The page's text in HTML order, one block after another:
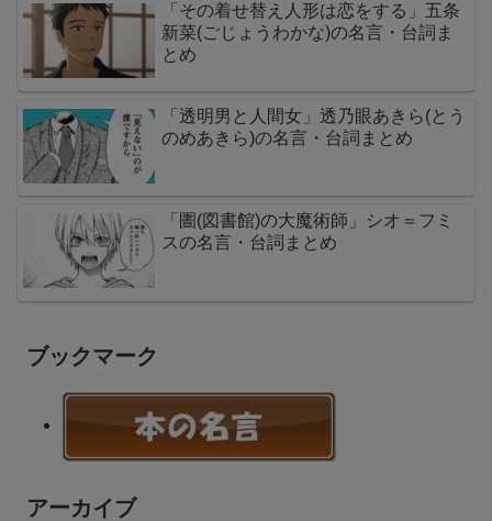
「その着せ替え人形は恋をする」五条
新菜(ごじょうわかな)の名言・台詞ま
とめ
「透明男と人間女」透乃眼あきら(とう
のめあきら)の名言・台詞まとめ
「圕(図書館)の大魔術師」シオ＝フミ
スの名言・台詞まとめ
ブックマーク
アーカイブ